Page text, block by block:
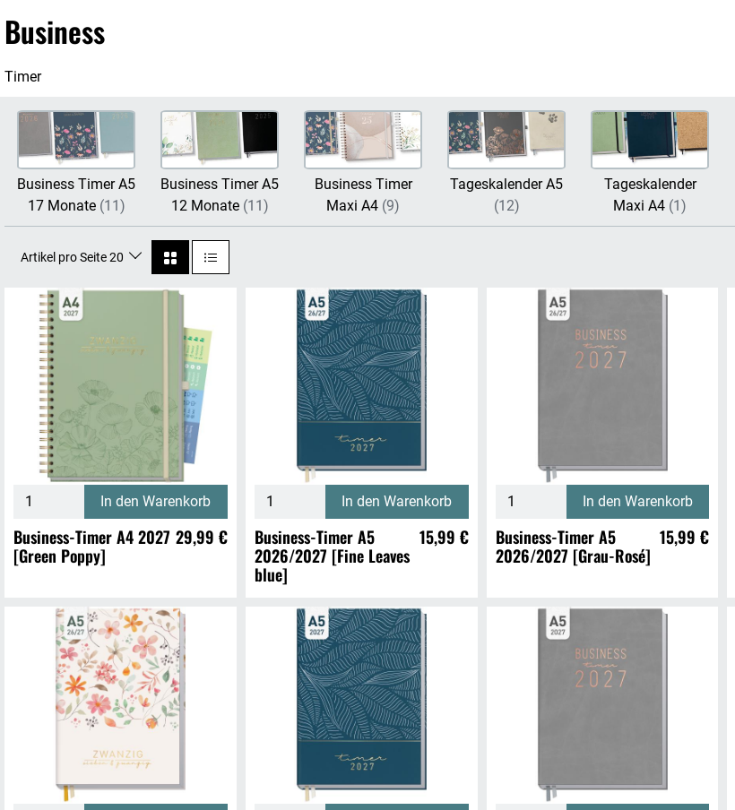
Business
Timer
Business Timer A5
17 Monate (11)
Business Timer A5
12 Monate (11)
Business Timer
Maxi A4 (9)
Tageskalender A5
(12)
Tageskalender
Maxi A4 (1)
Artikel pro Seite 20
In den Warenkorb
Business-Timer A4 2027
[Green Poppy]
29,99 €
In den Warenkorb
Business-Timer A5
2026/2027 [Fine Leaves
blue]
15,99 €
In den Warenkorb
Business-Timer A5
2026/2027 [Grau-Rosé]
15,99 €